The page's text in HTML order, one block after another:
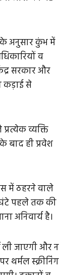
के अनुसार कुंभ में
व
सरकार और
कड़ाई से
व्यक्ति
बाद ही प्रवेश
में ठहरने वाले
घंटे पहले तक की
अनिवार्य है।
ली जाएगी और न
थर्मल स्क्रीनिंग